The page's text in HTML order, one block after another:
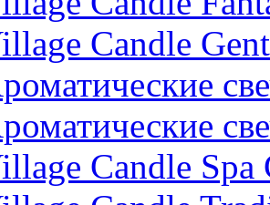
Candle
Candle Spa